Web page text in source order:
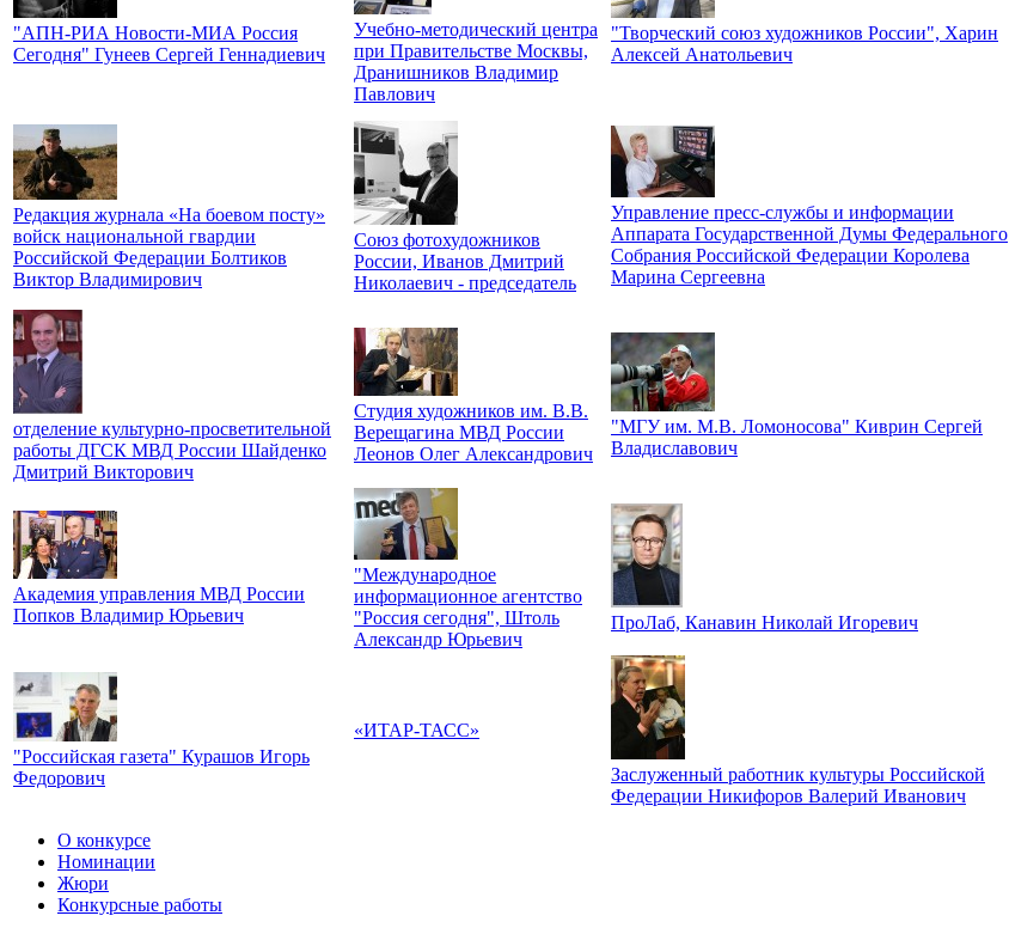
"АПН-РИА Новости-МИА Россия
Сегодня" Гунеев Сергей Геннадиевич
Учебно-методический центра
при Правительстве Москвы,
Дранишников Владимир
Павлович
"Творческий союз художников России", Харин
Алексей Анатольевич
Редакция журнала «На боевом посту»
войск национальной гвардии
Российской Федерации Болтиков
Виктор Владимирович
Союз фотохудожников
России, Иванов Дмитрий
Николаевич - председатель
Управление пресс-службы и информации
Аппарата Государственной Думы Федерального
Собрания Российской Федерации Королева
Марина Сергеевна
отделение культурно-просветительной
работы ДГСК МВД России Шайденко
Дмитрий Викторович
Студия художников им. В.В.
Верещагина МВД России
Леонов Олег Александрович
"МГУ им. М.В. Ломоносова" Киврин Сергей
Владиславович
Академия управления МВД России
Попков Владимир Юрьевич
"Международное
информационное агентство
"Россия сегодня", Штоль
Александр Юрьевич
ПроЛаб, Канавин Николай Игоревич
"Российская газета" Курашов Игорь
Федорович
«ИТАР-ТАСС»
Заслуженный работник культуры Российской
Федерации Никифоров Валерий Иванович
О конкурсе
Номинации
Жюри
Конкурсные работы